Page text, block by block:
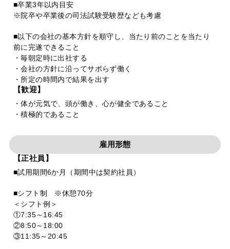
■卒業3年以内目安
※院卒や卒業後の司法試験受験歴なども考慮
■以下の会社の基本方針を順守し、当たり前のことを当たり
前に完遂できること
・毎朝定時に出社する
・会社の方針に沿ってサボらず働く
・所定の時間内で結果を出す
【歓迎】
・体が元気で、頭が働き、心が健全であること
・積極的であること
雇用形態
【正社員】
■試用期間6か月（期間中は契約社員）
■シフト制 ※休憩70分
＜シフト例＞
①7:35～16:45
②8:50～18:00
③11:35～20:45